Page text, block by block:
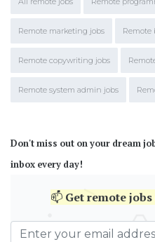
Remote marketing jobs Remote
Remote copywriting jobs
Remote system admin jobs
Don't miss out on your dream
inbox every day!
📫 Getremote jobs